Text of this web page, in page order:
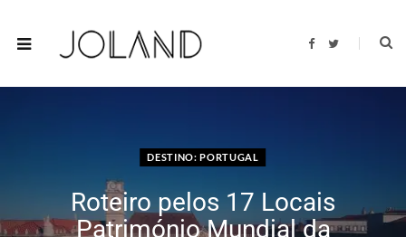
F
b
T
t
DESTINO: PORTUGAL
Roteiro pelos 17 Locais
Património Mundial da